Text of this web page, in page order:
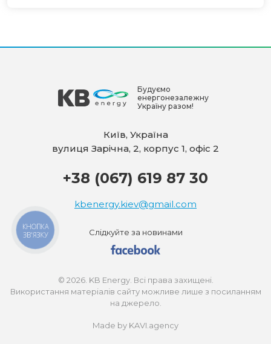
Будуємо
енергонезалежну
Україну разом!
Київ, Україна
вулиця Зарічна, 2, корпус 1, офіс 2
+38 (067) 619 87 30
kbenergy.kiev@gmail.com
Слідкуйте за новинами
© 2026. KB Energy. Всі права захищені.
Використання матеріалів сайту можливе лише з посиланням
на джерело.
Made by KAVI.agency
КНОПКА
ЗВ'ЯЗКУ